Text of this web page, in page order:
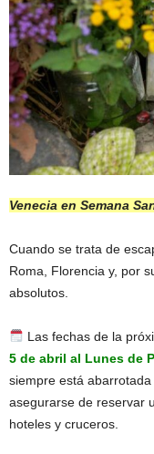
Venecia en Semana
Cuando se trata de
Roma, Florencia y, por
absolutos.
Las fechas de la
5 de abril al Lunes de
siempre está
asegurarse de reservar
hoteles y cruceros.